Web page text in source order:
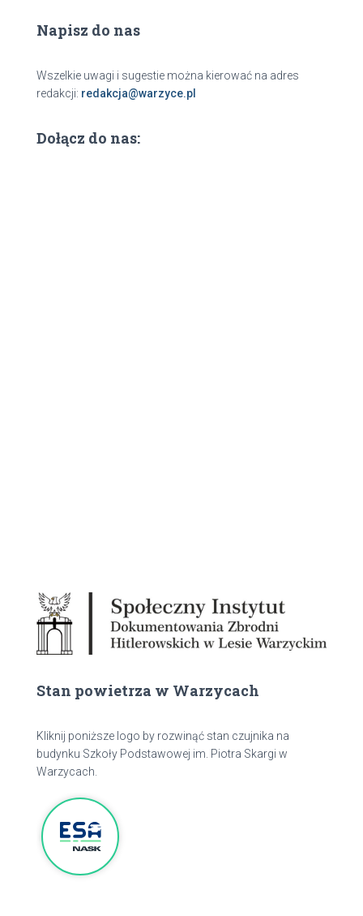
Napisz do nas
Wszelkie uwagi i sugestie można kierować na adres
redakcji: redakcja@warzyce.pl
Dołącz do nas:
Stan powietrza w Warzycach
Kliknij poniższe logo by rozwinąć stan czujnika na
budynku Szkoły Podstawowej im. Piotra Skargi w
Warzycach.